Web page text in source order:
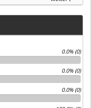
0.0% (0)
0.0% (0)
0.0% (0)